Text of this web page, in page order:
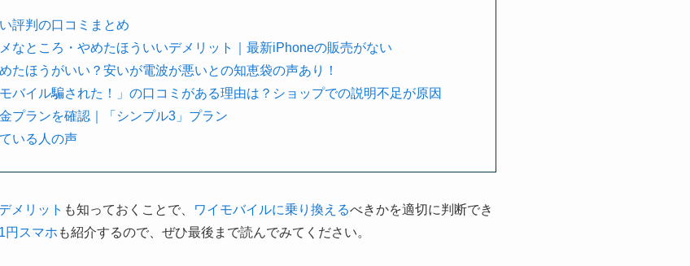
評判の口コミまとめ
なところ・やめたほういいデメリット｜最新iPhoneの販売がない
たほうがいい？安いが電波が悪いとの知恵袋の声あり！
バイル騙された！」の口コミがある理由は？ショップでの説明不足が原因
プランを確認｜「シンプル3」プラン
いる人の声
メリット も知っておくことで、 ワイモバイルに乗り換えるべきかを適切に判断でき
円スマホ も紹介するので、ぜひ最後まで読んでみてください。